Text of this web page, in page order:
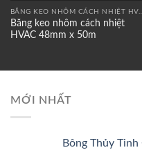
BĂNG KEO NHÔM CÁCH NHIỆT HVAC – GIẢI PHÁP CHỐNG RÒ KHÍ, BẢO ÔN, CÁCH NHIỆT
Băng keo nhôm cách nhiệt
HVAC 48mm x 50m
MỚI NHẤT
Bông Thủy